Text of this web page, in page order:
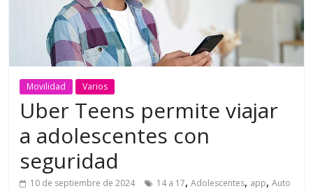
Movilidad Varios
Uber Teens permite viajar
a adolescentes con
seguridad
10 de septiembre de 2024 14 a 17,Adolescentes, app,Auto